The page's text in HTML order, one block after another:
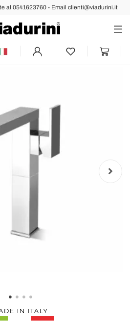
al 0541623760 - Email clienti@viadurini.it
Prec Succ
Bagno con Leva
Made in Italy - Panela